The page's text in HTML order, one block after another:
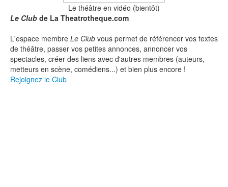
Le théâtre en vidéo (bientôt)
Le Club de La Theatrotheque.com
L'espace membre Le Club vous permet de référencer vos textes
de théâtre, passer vos petites annonces, annoncer vos
spectacles, créer des liens avec d'autres membres (auteurs,
metteurs en scène, comédiens...) et bien plus encore !
Rejoignez le Club